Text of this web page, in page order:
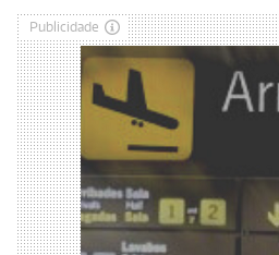
Publicidade